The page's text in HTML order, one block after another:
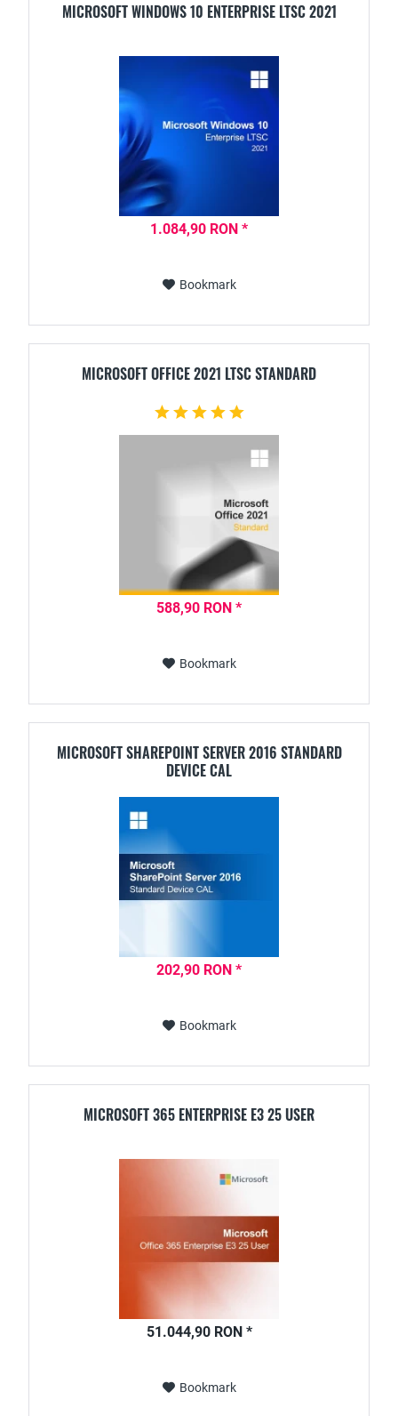
MICROSOFT WINDOWS 10 ENTERPRISE LTSC 2021
1.084,90 RON *
Bookmark
MICROSOFT OFFICE 2021 LTSC STANDARD
588,90 RON *
Bookmark
MICROSOFT SHAREPOINT SERVER 2016 STANDARD
DEVICE CAL
202,90 RON *
Bookmark
MICROSOFT 365 ENTERPRISE E3 25 USER
51.044,90 RON *
Bookmark